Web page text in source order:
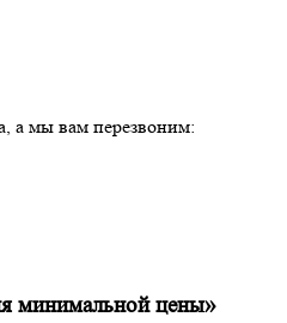
а мы вам перезвоним:
цены»